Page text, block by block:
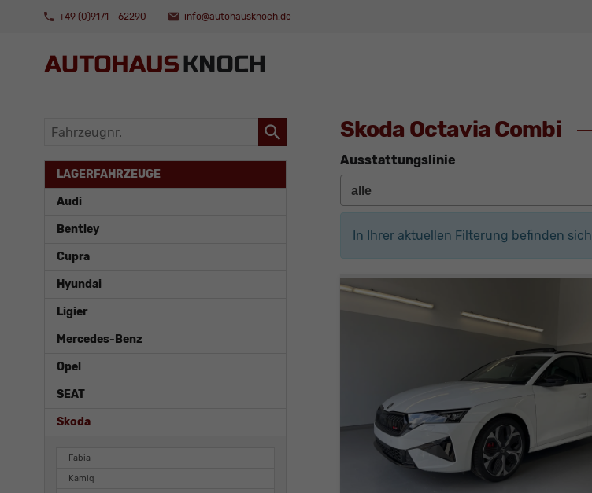
+49 (0)9171 - 62290 info@autohausknoch.de
Skoda Octavia Combi
Ausstattungslinie
In Ihrer aktuellen Filterung befinden sich
Fahrzeugnr.
LAGERFAHRZEUGE
Audi
Bentley
Cupra
Hyundai
Ligier
Mercedes-Benz
Opel
SEAT
Skoda
Fabia
Kamiq